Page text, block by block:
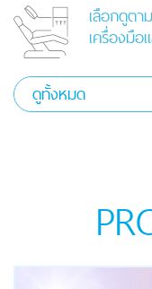
เลือกดูตาม
เครื่องมือ